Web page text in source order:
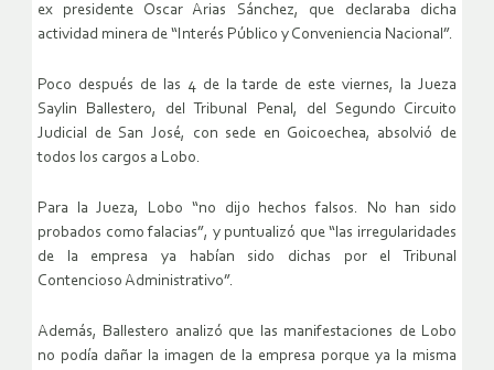
ex presidente Oscar Arias Sánchez, que declaraba dicha
actividad minera de “Interés Público y Conveniencia Nacional”.
Poco después de las 4 de la tarde de este viernes, la Jueza
Saylin Ballestero, del Tribunal Penal, del Segundo Circuito
Judicial de San José, con sede en Goicoechea, absolvió de
todos los cargos a Lobo.
Para la Jueza, Lobo “no dijo hechos falsos. No han sido
probados como falacias”, y puntualizó que “las irregularidades
de la empresa ya habían sido dichas por el Tribunal
Contencioso Administrativo”.
Además, Ballestero analizó que las manifestaciones de Lobo
no podía dañar la imagen de la empresa porque ya la misma